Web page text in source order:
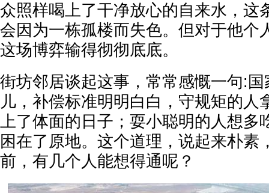
众照样喝上了干净放心的自来水，这
会因为一栋孤楼而失色。但对于他个
这场博弈输得彻彻底底。
街坊邻居谈起这事，常常感慨一句:
儿，补偿标准明明白白，守规矩的人
上了体面的日子；耍小聪明的人想多
困在了原地。这个道理，说起来朴素
前，有几个人能想得通呢？